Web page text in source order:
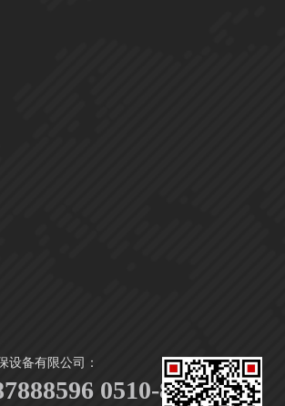
设备有限公司：
0510-87888916